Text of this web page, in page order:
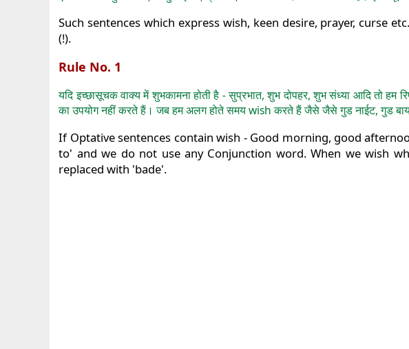
Such sentences which express wish, keen desire, prayer, curse
(!).
Rule No. 1
यदि इच्छासूचक वाक्य में शुभकामना होती है - सुप्रभात, शुभ दोपहर, शुभ संध्या आदि तो
का उपयोग नहीं करते हैं। जब हम अलग होते समय wish करते हैं जैसे जैसे गुड नाईट, गुड बाय
If Optative sentences contain wish - Good morning, good
to' and we do not use any Conjunction word. When we wish
replaced with 'bade'.